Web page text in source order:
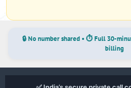
🔒 No number shared • ⏱ Full 30-
billing